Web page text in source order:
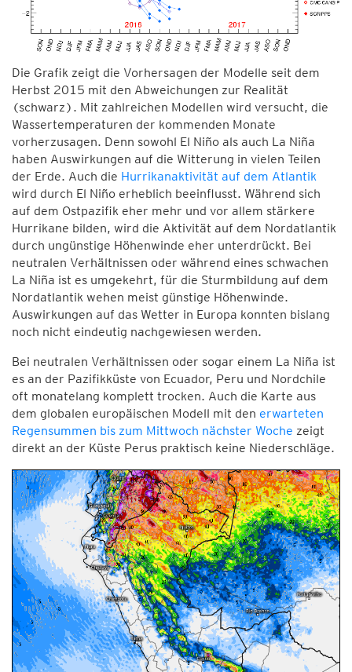
Die Grafik zeigt die Vorhersagen der Modelle seit dem
Herbst 2015 mit den Abweichungen zur Realität
(schwarz). Mit zahlreichen Modellen wird versucht, die
Wassertemperaturen der kommenden Monate
vorherzusagen. Denn sowohl El Niño als auch La Niña
haben Auswirkungen auf die Witterung in vielen Teilen
der Erde. Auch die Hurrikanaktivität auf dem Atlantik
wird durch El Niño erheblich beeinflusst. Während sich
auf dem Ostpazifik eher mehr und vor allem stärkere
Hurrikane bilden, wird die Aktivität auf dem Nordatlantik
durch ungünstige Höhenwinde eher unterdrückt. Bei
neutralen Verhältnissen oder während eines schwachen
La Niña ist es umgekehrt, für die Sturmbildung auf dem
Nordatlantik wehen meist günstige Höhenwinde.
Auswirkungen auf das Wetter in Europa konnten bislang
noch nicht eindeutig nachgewiesen werden.
Bei neutralen Verhältnissen oder sogar einem La Niña ist
es an der Pazifikküste von Ecuador, Peru und Nordchile
oft monatelang komplett trocken. Auch die Karte aus
dem globalen europäischen Modell mit den erwarteten
Regensummen bis zum Mittwoch nächster Woche zeigt
direkt an der Küste Perus praktisch keine Niederschläge.